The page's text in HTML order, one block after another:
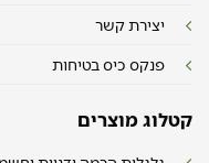
יצירת קשר
פנקס כיס בטיחות
קטלוג מוצרים